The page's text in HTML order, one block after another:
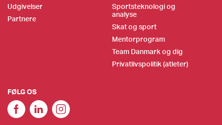
Udgivelser
Partnere
Sportsteknologi og
analyse
Skat og sport
Mentorprogram
Team Danmark og dig
Privatlivspolitik (atleter)
FØLG OS